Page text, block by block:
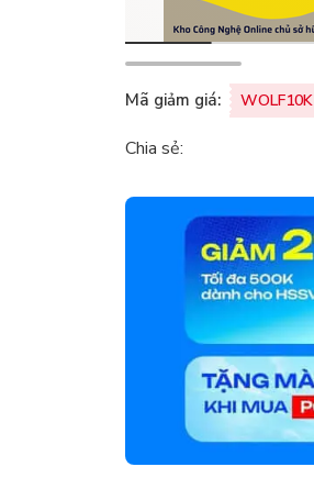
Mã giảm giá: WOLF10K
Chia sẻ: